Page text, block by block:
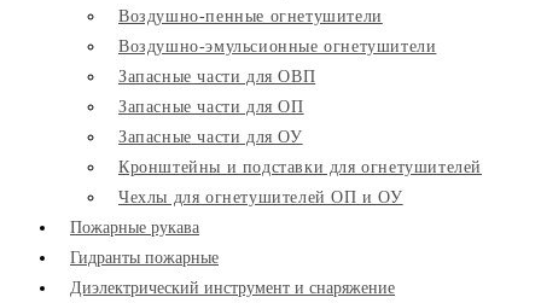
Воздушно-пенные огнетушители
Воздушно-эмульсионные огнетушители
Запасные части для ОВП
Запасные части для ОП
Запасные части для ОУ
Кронштейны и подставки для огнетушителей
Чехлы для огнетушителей ОП и ОУ
Пожарные рукава
Гидранты пожарные
Диэлектрический инструмент и снаряжение